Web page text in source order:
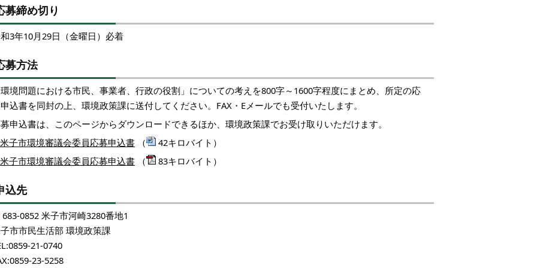
募締め切り
3年10月29日（金曜日）必着
募方法
環境問題における市民、事業者、行政の役割」についての考えを800字～1600字程度にまとめ、所定の応
込書を同封の上、環境政策課に送付してください。FAX・Eメールでも受付いたします。
申込書は、このページからダウンロードできるほか、環境政策課でお受け取りいただけます。
米子市環境審議会委員応募申込書 （
42キロバイト）
米子市環境審議会委員応募申込書 （ 83キロバイト）
込先
683-0852 米子市河崎3280番地1
市市民生活部 環境政策課
21-0740
23-5258